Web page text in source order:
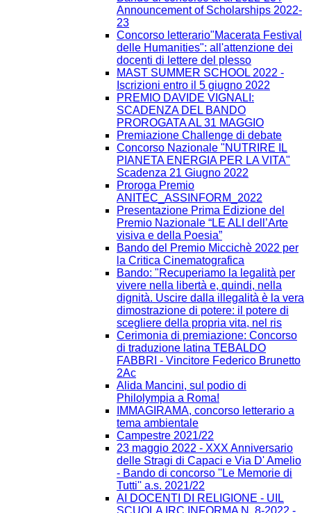
Announcement of Scholarships 2022-
23
Concorso letterario"Macerata Festival
delle Humanities": all'attenzione dei
docenti di lettere del plesso
MAST SUMMER SCHOOL 2022 -
Iscrizioni entro il 5 giugno 2022
PREMIO DAVIDE VIGNALI:
SCADENZA DEL BANDO
PROROGATA AL 31 MAGGIO
Premiazione Challenge di debate
Concorso Nazionale "NUTRIRE IL
PIANETA ENERGIA PER LA VITA"
Scadenza 21 Giugno 2022
Proroga Premio
ANITEC_ASSINFORM_2022
Presentazione Prima Edizione del
Premio Nazionale “LE ALI dell’Arte
visiva e della Poesia”
Bando del Premio Miccichè 2022 per
la Critica Cinematografica
Bando: "Recuperiamo la legalità per
vivere nella libertà e, quindi, nella
dignità. Uscire dalla illegalità è la vera
dimostrazione di potere: il potere di
scegliere della propria vita, nel ris
Cerimonia di premiazione: Concorso
di traduzione latina TEBALDO
FABBRI - Vincitore Federico Brunetto
2Ac
Alida Mancini, sul podio di
Philolympia a Roma!
IMMAGIRAMA, concorso letterario a
tema ambientale
Campestre 2021/22
23 maggio 2022 - XXX Anniversario
delle Stragi di Capaci e Via D' Amelio
- Bando di concorso ''Le Memorie di
Tutti'' a.s. 2021/22
AI DOCENTI DI RELIGIONE - UIL